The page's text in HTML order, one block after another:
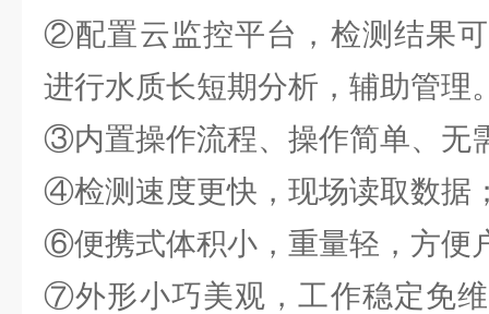
②配置云监控平台，检测结果
进行水质长短期分析，辅助管理
③内置操作流程、操作简单、无
④检测速度更快，现场读取数据
⑥便携式体积小，重量轻，方便
⑦外形小巧美观，工作稳定免